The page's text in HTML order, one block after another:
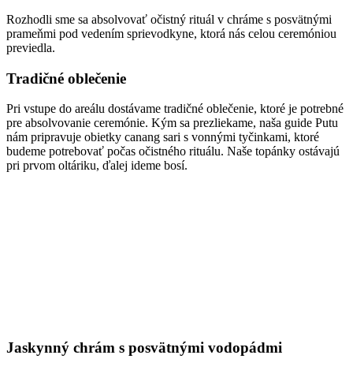
Rozhodli sme sa absolvovať očistný rituál v chráme s posvätnými
prameňmi pod vedením sprievodkyne, ktorá nás celou ceremóniou
previedla.
Tradičné oblečenie
Pri vstupe do areálu dostávame tradičné oblečenie, ktoré je potrebné
pre absolvovanie ceremónie. Kým sa prezliekame, naša guide Putu
nám pripravuje obietky canang sari s vonnými tyčinkami, ktoré
budeme potrebovať počas očistného rituálu. Naše topánky ostávajú
pri prvom oltáriku, ďalej ideme bosí.
Jaskynný chrám s posvätnými vodopádmi